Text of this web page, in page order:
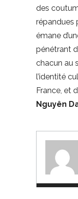
des
répandues
émane
pénétrant
chacun au
l’identité
France, et
Nguyên